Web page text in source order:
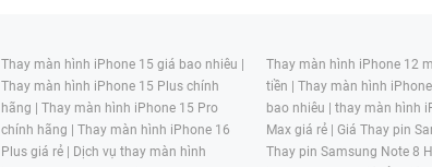
Thay màn hình iPhone 15 giá bao nhiêu |
Thay màn hình iPhone 15 Plus chính
hãng | Thay màn hình iPhone 15 Pro
chính hãng | Thay màn hình iPhone 16
Plus giá rẻ | Dịch vụ thay màn hình
Thay màn hình iPhone 12
tiền | Thay màn hình
bao nhiêu | thay màn hình
Max giá rẻ | Giá Thay pin
Thay pin Samsung Note 8